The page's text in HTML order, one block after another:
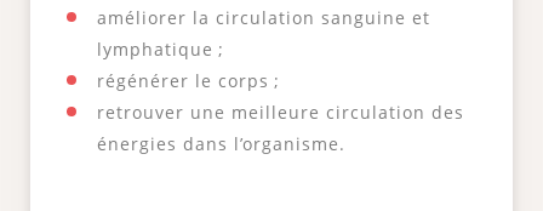
améliorer la circulation sanguine et
lymphatique ;
régénérer le corps ;
retrouver une meilleure circulation des
énergies dans l’organisme.